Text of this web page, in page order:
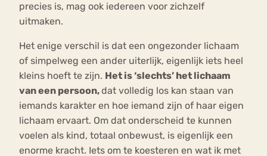
precies is, mag ook iedereen voor zichzelf
uitmaken.
Het enige verschil is dat een ongezonder lichaam
of simpelweg een ander uiterlijk, eigenlijk iets heel
kleins hoeft te zijn. Het is ‘slechts’ het lichaam
van een persoon,dat volledig los kan staan van
iemands karakter en hoe iemand zijn of haar eigen
lichaam ervaart. Om dat onderscheid te kunnen
voelen als kind, totaal onbewust, is eigenlijk een
enorme kracht. Iets om te koesteren en wat ik met